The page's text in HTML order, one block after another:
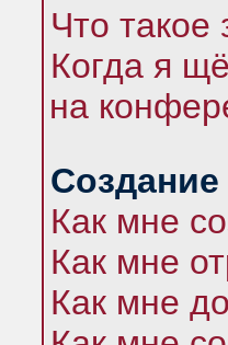
Что такое
Когда я
на
Как мне
Как мне
Как мне